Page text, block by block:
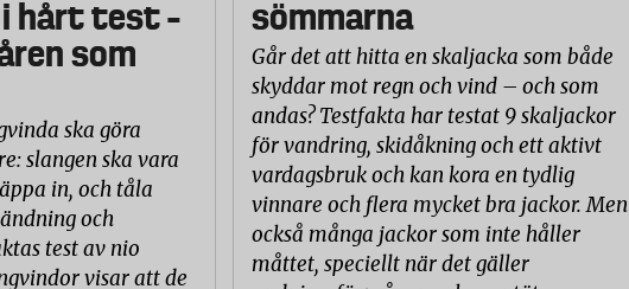
hårt test –
som
ska göra
slangen ska vara
in, och tåla
och
test av nio
visar att de
sömmarna
Går det att hitta en skaljacka som både
skyddar mot regn och vind – och som
andas? Testfakta har testat 9 skaljackor
för vandring, skidåkning och ett aktivt
vardagsbruk och kan kora en tydlig
vinnare och flera mycket bra jackor. Men
också många jackor som inte håller
måttet, speciellt när det gäller